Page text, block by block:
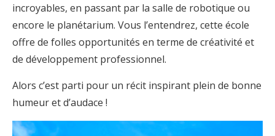
incroyables, en passant par la salle de robotique ou
encore le planétarium. Vous l’entendrez, cette école
offre de folles opportunités en terme de créativité et
de développement professionnel.
Alors c’est parti pour un récit inspirant plein de bonne
humeur et d’audace !
Lecteur